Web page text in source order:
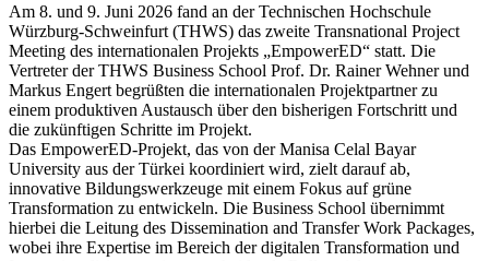
Am 8. und 9. Juni 2026 fand an der Technischen Hochschule
Würzburg-Schweinfurt (THWS) das zweite Transnational Project
Meeting des internationalen Projekts „EmpowerED“ statt. Die
Vertreter der THWS Business School Prof. Dr. Rainer Wehner und
Markus Engert begrüßten die internationalen Projektpartner zu
einem produktiven Austausch über den bisherigen Fortschritt und
die zukünftigen Schritte im Projekt.
Das EmpowerED-Projekt, das von der Manisa Celal Bayar
University aus der Türkei koordiniert wird, zielt darauf ab,
innovative Bildungswerkzeuge mit einem Fokus auf grüne
Transformation zu entwickeln. Die Business School übernimmt
hierbei die Leitung des Dissemination and Transfer Work Packages,
wobei ihre Expertise im Bereich der digitalen Transformation und